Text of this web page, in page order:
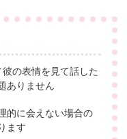
の表情を見て話した
ありません
的に会えない場合の
ます